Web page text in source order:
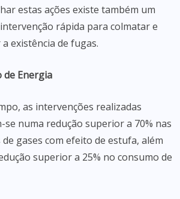
estas ações existe também um
rápida para colmatar e
existência de fugas.
de Energia
as intervenções realizadas
se numa redução superior a 70% nas
de gases com efeito de estufa, além
superior a 25% no consumo de